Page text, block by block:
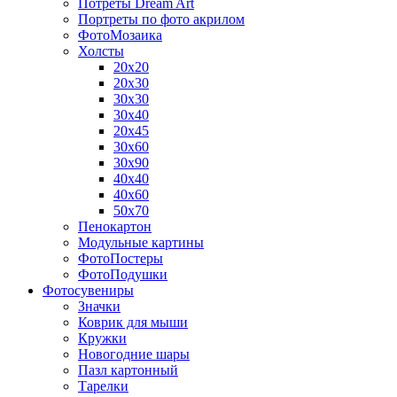
Потреты Dream Art
Портреты по фото акрилом
ФотоМозаика
Холсты
20х20
20х30
30х30
30х40
20х45
30х60
30х90
40х40
40х60
50х70
Пенокартон
Модульные картины
ФотоПостеры
ФотоПодушки
Фотоcувениры
Значки
Коврик для мыши
Кружки
Новогодние шары
Пазл картонный
Тарелки